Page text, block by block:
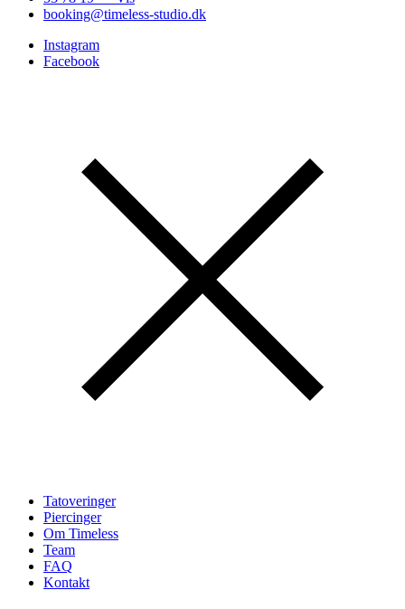
booking@timeless-studio.dk
Instagram
Facebook
Tatoveringer
Piercinger
Om Timeless
Team
FAQ
Kontakt